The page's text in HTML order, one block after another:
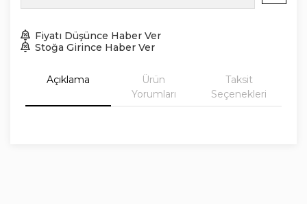
Fiyatı Düşünce Haber Ver
Stoğa Girince Haber Ver
Açıklama
Ürün
Yorumları
Taksit
Seçenekleri